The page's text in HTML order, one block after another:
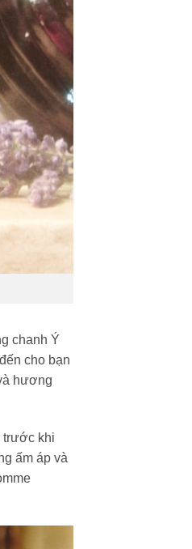
chanh Ý
cho bạn
hương
trước khi
ấm áp và